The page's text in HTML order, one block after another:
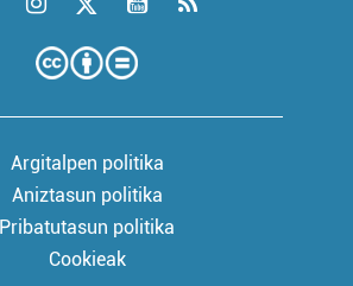
Argitalpen politika
Aniztasun politika
Pribatutasun politika
Cookieak